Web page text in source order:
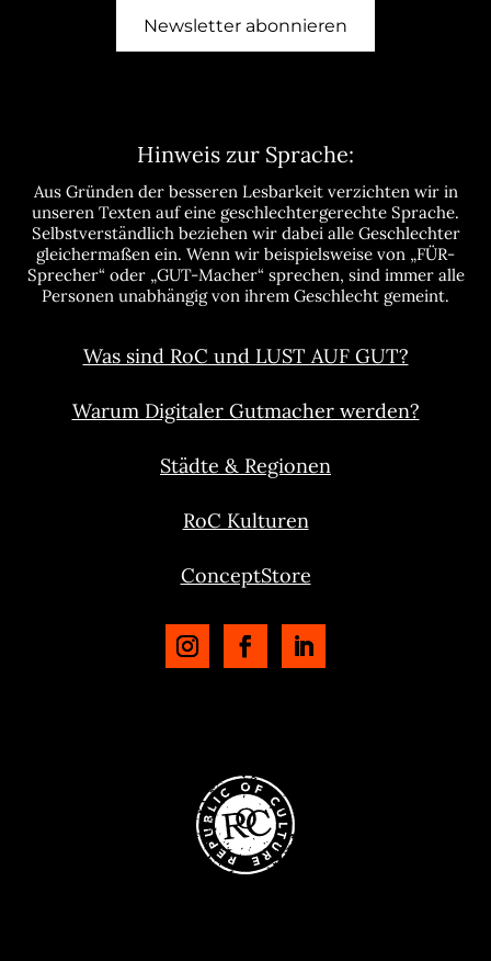
Newsletter abonnieren
Hinweis zur Sprache:
Aus Gründen der besseren Lesbarkeit verzichten wir in
unseren Texten auf eine geschlechtergerechte Sprache.
Selbstverständlich beziehen wir dabei alle Geschlechter
gleichermaßen ein. Wenn wir beispielsweise von „FÜR-
Sprecher“ oder „GUT-Macher“ sprechen, sind immer alle
Personen unabhängig von ihrem Geschlecht gemeint.
Was sind RoC und LUST AUF GUT?
Warum Digitaler Gutmacher werden?
Städte & Regionen
RoC Kulturen
ConceptStore